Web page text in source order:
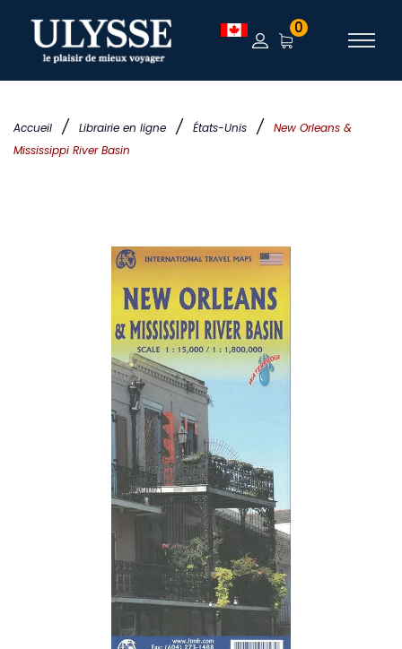
Accueil / Librairie en ligne / États-Unis /
New Orleans &
Mississippi River Basin
0